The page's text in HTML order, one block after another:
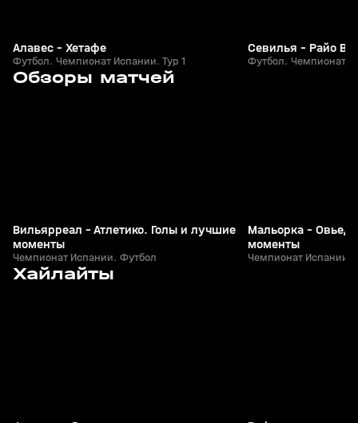
Алавес - Хетафе
Футбол. Чемпионат Испании. Тур 1
Севилья - Райо
Футбол. Чемпионат
Обзоры матчей
25 мая, 01:17
Вильярреал - Атлетико. Голы и лучшие
моменты
Чемпионат Испании. Футбол
24 мая, 10:18
Мальорка -
моменты
Чемпионат Испании.
Хайлайты
10 июн, 20:00